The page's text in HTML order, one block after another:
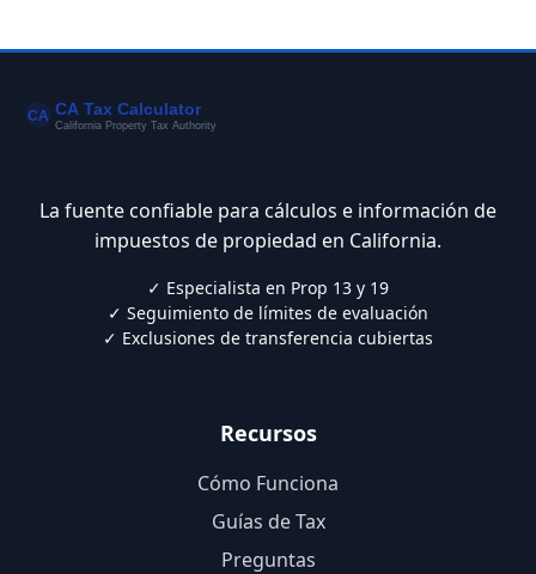
La fuente confiable para cálculos e información de
impuestos de propiedad en California.
✓ Especialista en Prop 13 y 19
✓ Seguimiento de límites de evaluación
✓ Exclusiones de transferencia cubiertas
Recursos
Cómo Funciona
Guías de Tax
Preguntas